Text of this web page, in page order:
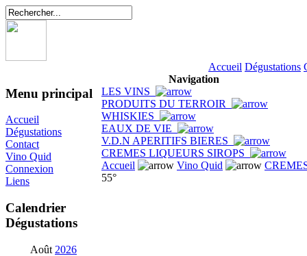
Accueil Dégustations
Menu principal
Accueil
Dégustations
Contact
Vino Quid
Connexion
Liens
Calendrier
Dégustations
Août 2026
Navigation
LES VINS
PRODUITS DU TERROIR
WHISKIES
EAUX DE VIE
V.D.N APERITIFS BIERES
CREMES LIQUEURS SIROPS
Accueil
Vino Quid
55°